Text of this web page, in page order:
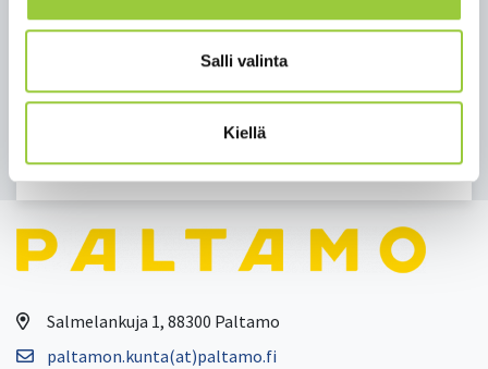
Salli valinta
Kiellä
www.paltamo.fi/varhaiskasvatus-ja-
Salmelankuja 1, 88300 Paltamo
paltamon.kunta(at)paltamo.fi